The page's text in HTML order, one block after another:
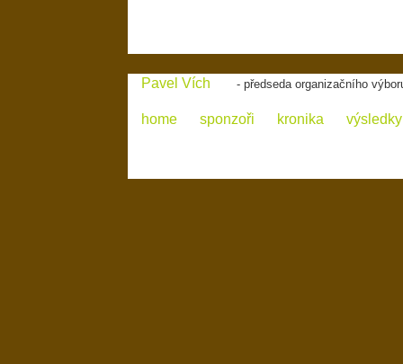
Pavel Vích - předseda organizačního
home sponzoři kronika výsledky